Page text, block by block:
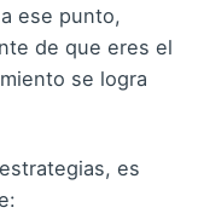
ese punto,
de que eres el
se logra
es